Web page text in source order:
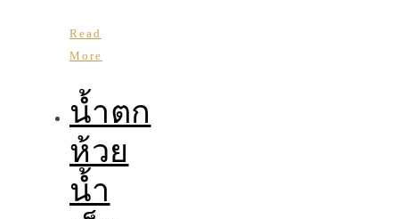
Read
More
น้ำตก
ห้วย
น้ำ